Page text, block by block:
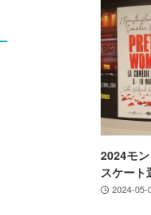
2024モ
スケート
2024-05-